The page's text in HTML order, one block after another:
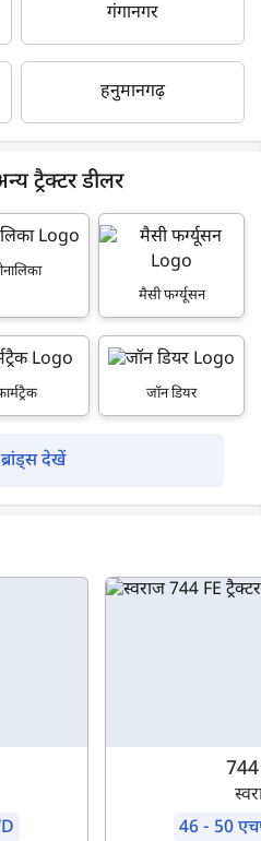
गंगानगर
हनुमानगढ़
ट्रैक्टर डीलर
मैसी फर्ग्यूसन
जॉन डियर
देखें
744
46 - 50